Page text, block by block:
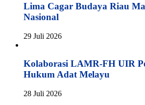
Lima Cagar Budaya Riau
Nasional
29 Juli 2026
Kolaborasi LAMR-FH UIR
Hukum Adat Melayu
28 Juli 2026